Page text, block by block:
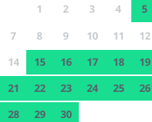
1 2 3 4 5
7
8 9 10 11 12
14
15 16 17 18 19
21
22 23 24 25 26
28
29 30